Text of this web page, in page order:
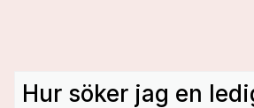
Hur söker jag en